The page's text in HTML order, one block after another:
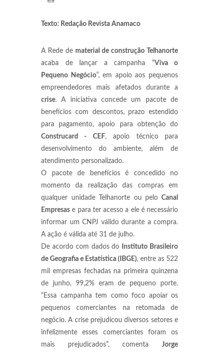
Texto: Redação Revista Anamaco
A Rede de material de construção Telhanorte
acaba de lançar a campanha “Viva o
Pequeno Negócio”, em apoio aos pequenos
empreendedores mais afetados durante a
crise. A iniciativa concede um pacote de
benefícios com descontos, prazo estendido
para pagamento, apoio para obtenção do
Construcard - CEF, apoio técnico para
desenvolvimento do ambiente, além de
atendimento personalizado.
O pacote de benefícios é concedido no
momento da realização das compras em
qualquer unidade Telhanorte ou pelo Canal
Empresas e para ter acesso a ele é necessário
informar um CNPJ válido durante a compra.
A ação é válida até 31 de julho.
De acordo com dados do
Instituto Brasileiro
de Geografia e Estatística (IBGE), entre as 522
mil empresas fechadas na primeira quinzena
de junho, 99,2% eram de pequeno porte.
“Essa campanha tem como foco apoiar os
pequenos comerciantes na retomada de
negócio. A crise prejudicou diversos setores e
infelizmente esses comerciantes foram os
mais prejudicados”, comenta Jorge